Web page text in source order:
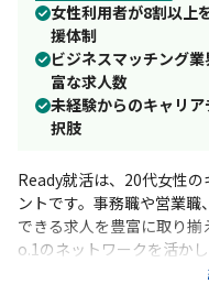
女性利用者が8割以上
援体制
ビジネスマッチング
富な求人数
未経験からのキャリ
択肢
Ready就活は、20代女性
ントです。事務職や営業
できる求人を豊富に取り
o.1のネットワークを活か
アアドバイザーが一人ひ